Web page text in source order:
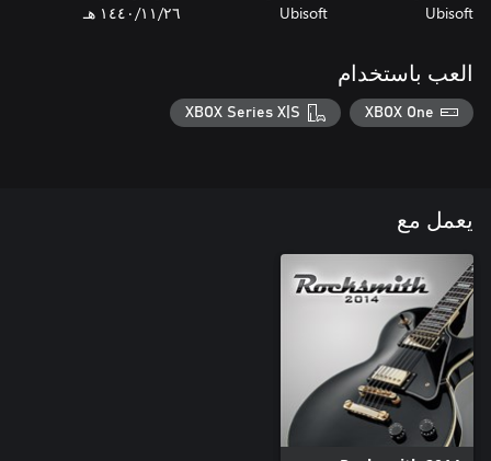
Ubisoft
Ubisoft ٢٦‏/١١‏/١٤٤٠ هـ
العب باستخدام
XBOX One
XBOX Series X|S
يعمل مع